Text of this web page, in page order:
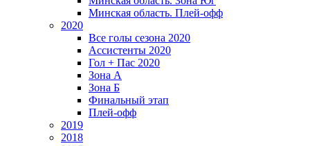
Минская область. Плей-офф
2020
Все голы сезона 2020
Ассистенты 2020
Гол + Пас 2020
Зона А
Зона Б
Финальный этап
Плей-офф
2019
2018